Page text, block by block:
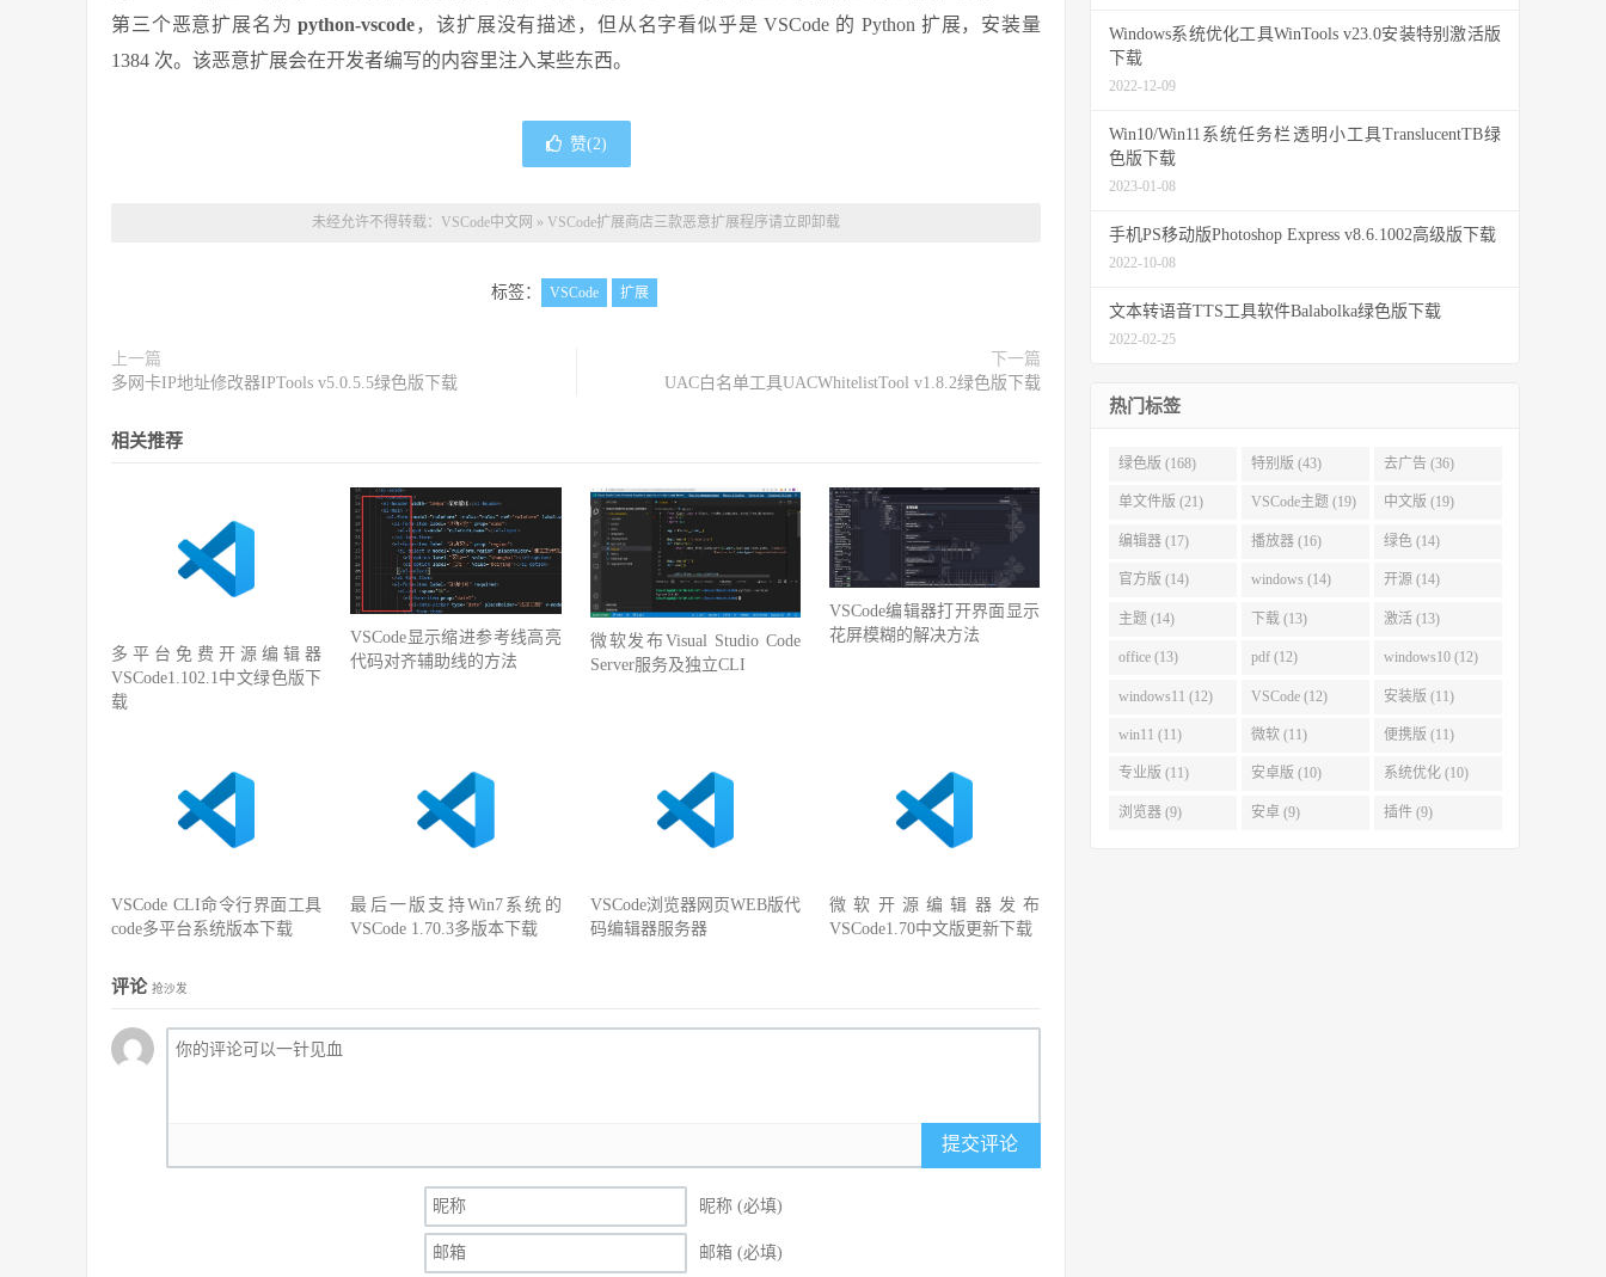
第三个恶意扩展名为python-vscode，该扩展没有描述，但从名字看似乎是 VSCode 的 Python 扩展，安装量
1384 次。该恶意扩展会在开发者编写的内容里注入某些东西。
赞(2)
未经允许不得转载： VSCode中文网 » VSCode扩展商店三款恶意扩展程序请立即卸载
标签： VSCode 扩展
上一篇
多网卡IP地址修改器IPTools v5.0.5.5绿色版下载
下一篇
UAC白名单工具UACWhitelistTool v1.8.2绿色版下载
相关推荐
多平台免费开源编辑器
VSCode1.102.1中文绿色版下
载
VSCode显示缩进参考线高亮
代码对齐辅助线的方法
微软发布Visual Studio Code
Server服务及独立CLI
VSCode编辑器打开界面显示
花屏模糊的解决方法
VSCode CLI命令行界面工具
code多平台系统版本下载
最后一版支持Win7系统的
VSCode 1.70.3多版本下载
VSCode浏览器网页WEB版代
码编辑器服务器
微软开源编辑器发布
VSCode1.70中文版更新下载
评论 抢沙发
提交评论
昵称 (必填)
邮箱 (必填)
Windows系统优化工具WinTools v23.0安装特别激活版
下载
2022-12-09
Win10/Win11系统任务栏透明小工具TranslucentTB绿
色版下载
2023-01-08
手机PS移动版Photoshop Express v8.6.1002高级版下载
2022-10-08
文本转语音TTS工具软件Balabolka绿色版下载
2022-02-25
热门标签
绿色版 (168) 特别版 (43) 去广告 (36)
单文件版 (21) VSCode主题 (19) 中文版 (19)
编辑器 (17) 播放器 (16) 绿色 (14)
官方版 (14) windows (14) 开源 (14)
主题 (14) 下载 (13) 激活 (13)
office (13) pdf (12) windows10 (12)
windows11 (12) VSCode (12) 安装版 (11)
win11 (11) 微软 (11) 便携版 (11)
专业版 (11) 安卓版 (10) 系统优化 (10)
浏览器 (9) 安卓 (9) 插件 (9)